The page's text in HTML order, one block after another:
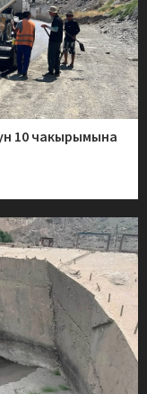
10 чакырымына